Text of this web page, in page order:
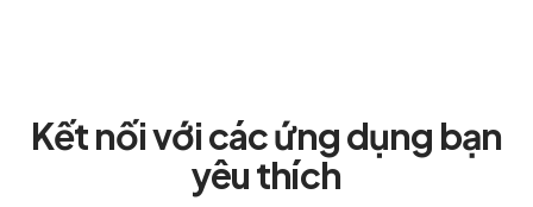
Kết nối với các ứng dụng bạn
yêu thích